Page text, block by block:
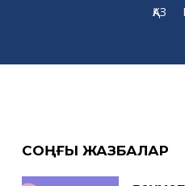
ҚАЗ
CОҢҒЫ ЖАЗБАЛАР